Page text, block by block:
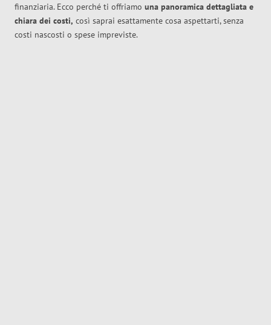
finanziaria. Ecco perché ti offriamo una panoramica dettagliata e
chiara dei costi, così saprai esattamente cosa aspettarti, senza
costi nascosti o spese impreviste.